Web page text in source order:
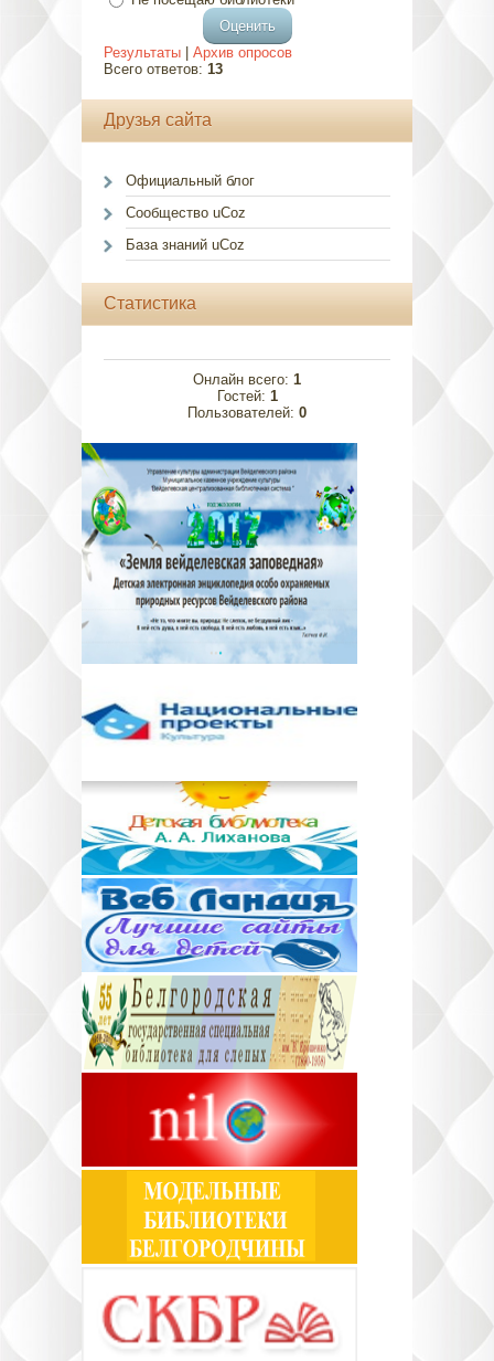
Результаты
Архив опросов
Всего ответов: 13
Друзья сайта
Официальный блог
Сообщество uCoz
База знаний uCoz
Статистика
Онлайн всего: 1
Гостей: 1
Пользователей: 0